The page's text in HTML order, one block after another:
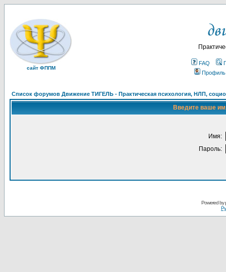
сайт ФППМ
FAQ
Профиль
Список форумов Движение ТИГЕЛЬ - Практическая психология, НЛП,
Введите ваше
Имя:
Пароль:
Powered by